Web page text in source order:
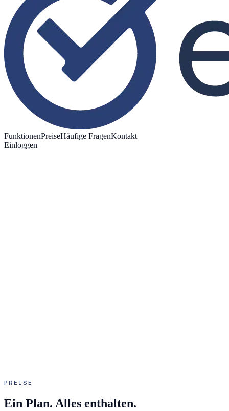
FunktionenPreiseHäufige FragenKontakt
Einloggen
PREISE
Ein Plan. Alles enthalten.